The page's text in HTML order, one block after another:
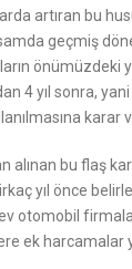
artıran bu
geçmiş
önümüzdeki
4 yıl sonra, yani
karar
alınan bu flaş
yıl önce
otomobil
ek harcamalar